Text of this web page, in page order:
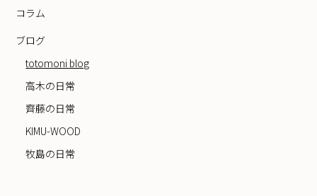
コラム
ブログ
totomoni blog
高木の日常
齊藤の日常
KIMU-WOOD
牧島の日常